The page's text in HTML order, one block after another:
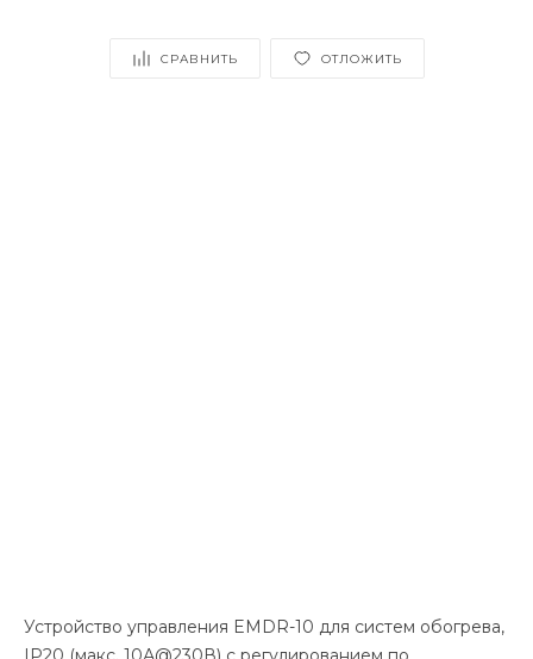
СРАВНИТЬ ОТЛОЖИТЬ
Устройство управления EMDR-10 для систем обогрева,